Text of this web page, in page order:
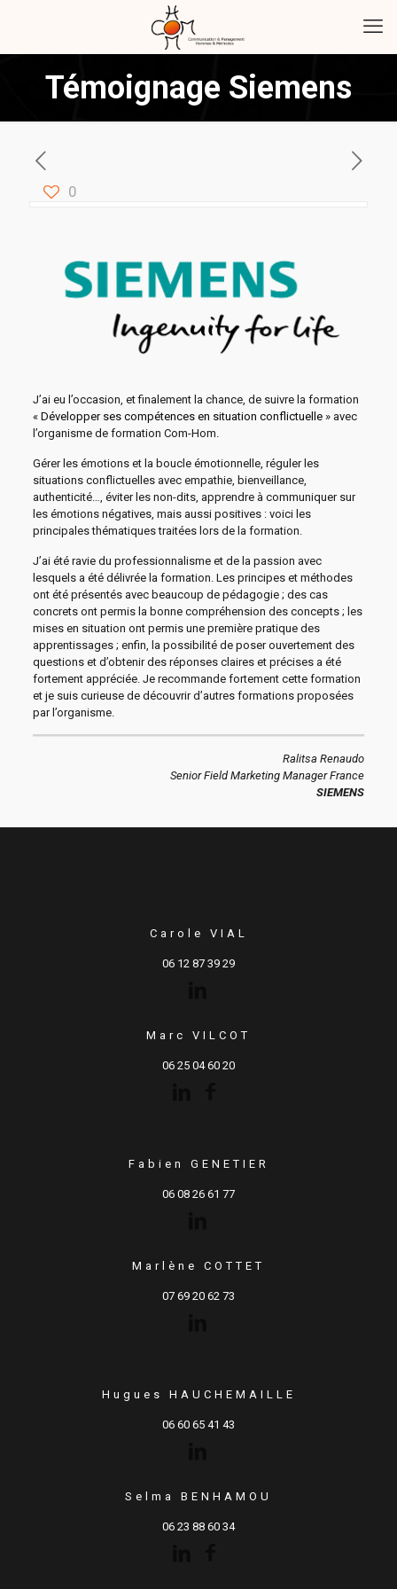
Témoignage Siemens
0
J’ai eu l’occasion, et finalement la chance, de suivre la formation
« Développer ses compétences en situation conflictuelle» avec
l’organisme de formation Com-Hom.
Gérer les émotions et la boucle émotionnelle, réguler les
situations conflictuelles avec empathie, bienveillance,
authenticité…, éviter les non-dits, apprendre à communiquer sur
les émotions négatives, mais aussi positives : voici les
principales thématiques traitées lors de la formation.
J’ai été ravie du professionnalisme et de la passion avec
lesquels a été délivrée la formation. Les principes et méthodes
ont été présentés avec beaucoup de pédagogie ; des cas
concrets ont permis la bonne compréhension des concepts ; les
mises en situation ont permis une première pratique des
apprentissages ; enfin, la possibilité de poser ouvertement des
questions et d’obtenir des réponses claires et précises a été
fortement appréciée. Je recommande fortement cette formation
et je suis curieuse de découvrir d’autres formations proposées
par l’organisme.
Ralitsa Renaudo
Senior Field Marketing Manager France
SIEMENS
Carole VIAL
06 12 87 39 29
Marc VILCOT
06 25 04 60 20
Fabien GENETIER
06 08 26 61 77
Marlène COTTET
07 69 20 62 73
Hugues HAUCHEMAILLE
06 60 65 41 43
Selma BENHAMOU
06 23 88 60 34